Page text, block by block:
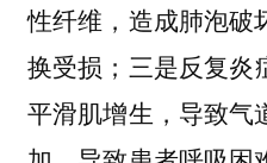
性纤维，造成肺泡破
换受损；三是反复炎
平滑肌增生，导致气